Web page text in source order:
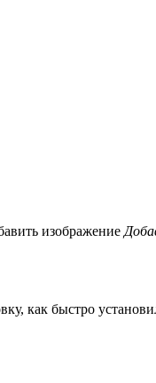
изображение
как быстро